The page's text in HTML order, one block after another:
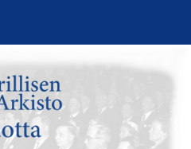
etusivulle